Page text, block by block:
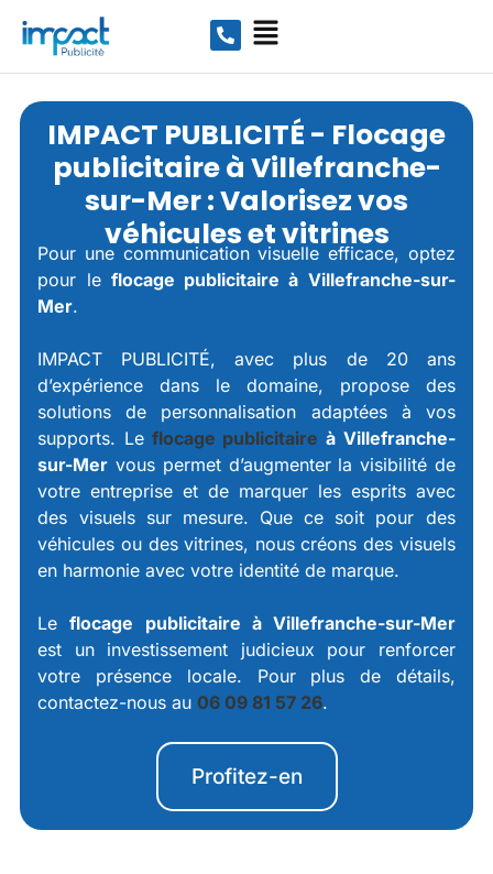
IMPACT PUBLICITÉ - Flocage
publicitaire à Villefranche-
sur-Mer : Valorisez vos
véhicules et vitrines
Pour une communication visuelle efficace, optez
pour le flocage publicitaire à Villefranche-sur-
Mer.
IMPACT PUBLICITÉ, avec plus de 20 ans
d’expérience dans le domaine, propose des
solutions de personnalisation adaptées à vos
supports. Le flocage publicitaire à Villefranche-
sur-Mer vous permet d’augmenter la visibilité de
votre entreprise et de marquer les esprits avec
des visuels sur mesure. Que ce soit pour des
véhicules ou des vitrines, nous créons des visuels
en harmonie avec votre identité de marque.
Leflocage publicitaire à Villefranche-sur-Mer
est un investissement judicieux pour renforcer
votre présence locale. Pour plus de détails,
contactez-nous au06 09 81 57 26.
Profitez-en